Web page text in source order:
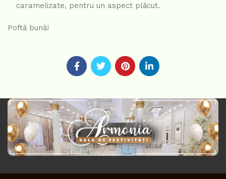
caramelizate, pentru un aspect plăcut.
Poftă bună!